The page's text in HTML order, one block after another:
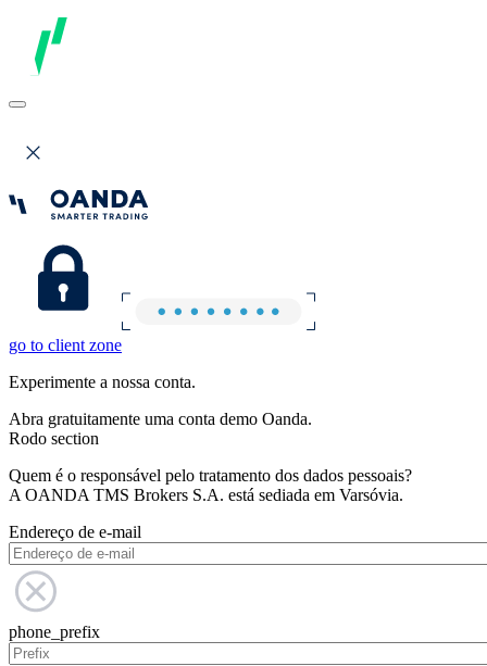
go to client zone
Experimente a nossa conta.
Abra gratuitamente uma conta demo Oanda.
Rodo section
Quem é o responsável pelo tratamento dos dados pessoais?
A OANDA TMS Brokers S.A. está sediada em Varsóvia.
Endereço de e-mail
phone_prefix